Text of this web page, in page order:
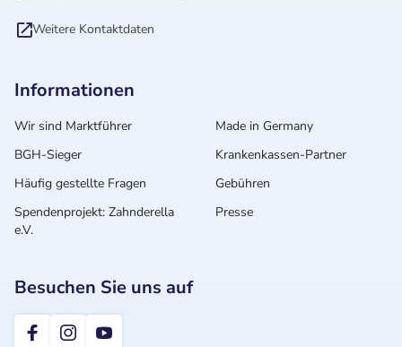
Weitere Kontaktdaten
Informationen
Wir sind Marktführer
Made in Germany
BGH-Sieger
Krankenkassen-Partner
Häufig gestellte Fragen
Gebühren
Spendenprojekt: Zahnderella
e.V.
Presse
Besuchen Sie uns auf